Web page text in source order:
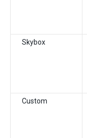
Skybox
Custom